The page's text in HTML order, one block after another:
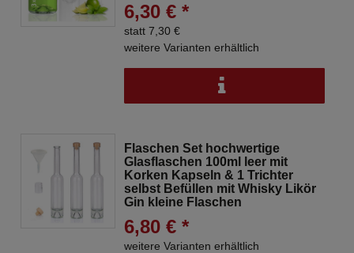
6,30 € *
statt 7,30 €
weitere Varianten erhältlich
Flaschen Set hochwertige
Glasflaschen 100ml leer mit
Korken Kapseln & 1 Trichter
selbst Befüllen mit Whisky Likör
Gin kleine Flaschen
6,80 € *
weitere Varianten erhältlich